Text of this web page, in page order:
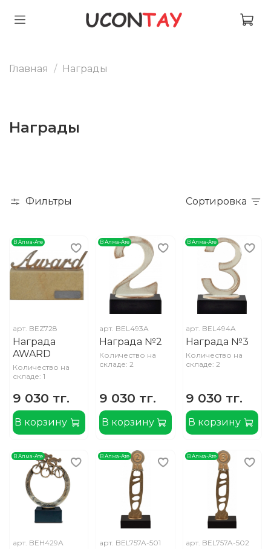
Главная Награды
Награды
Фильтры Сортировка
В Алма-Ате
арт. BEZ728
Награда
AWARD
Количество на
складе: 1
9 030 тг.
В корзину
В Алма-Ате
арт. BEL493A
Награда №2
Количество на
складе: 2
9 030 тг.
В корзину
В Алма-Ате
арт. BEL494A
Награда №3
Количество на
складе: 2
9 030 тг.
В корзину
В Алма-Ате
арт. BEH429A
В Алма-Ате
арт. BEL757A-501
В Алма-Ате
арт. BEL757A-502